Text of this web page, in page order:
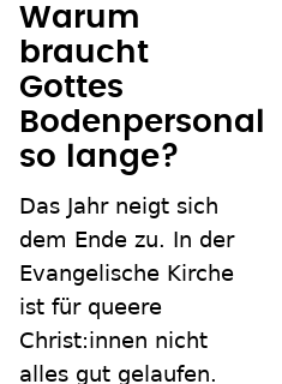
Warum
braucht
Gottes
Bodenpersonal
so lange?
Das Jahr neigt sich
dem Ende zu. In der
Evangelische Kirche
ist für queere
Christ:innen nicht
alles gut gelaufen.